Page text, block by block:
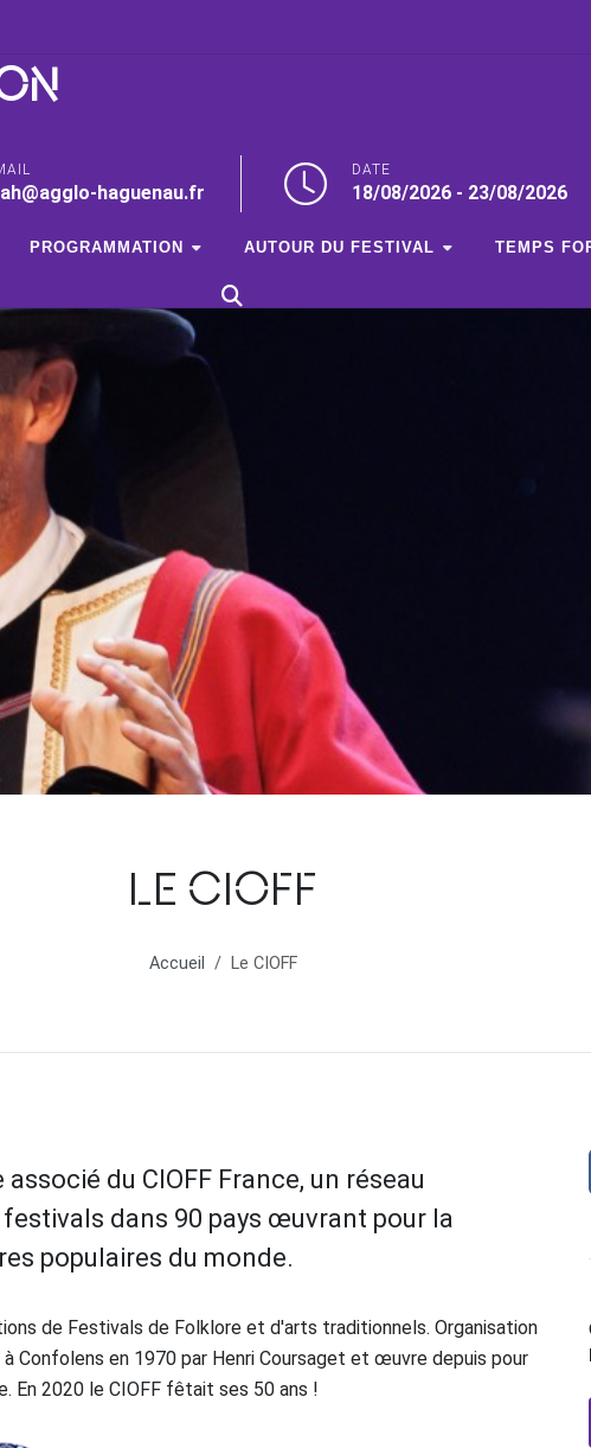
haguenau.fr
DATE
18/08/2026 - 23/08/2026
PROGRAMMATION AUTOUR DU FESTIVAL TEMPS
LE CIOFF
Accueil Le CIOFF
du CIOFF France, un réseau
dans 90 pays œuvrant pour la
populaires du monde.
de Festivals de Folklore et d'arts traditionnels. Organisation
Confolens en 1970 par Henri Coursaget et œuvre depuis pour
En 2020 le CIOFF fêtait ses 50 ans !